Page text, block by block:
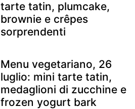
tarte tatin, plumcake,
brownie e crêpes
sorprendenti
Menu vegetariano, 26
luglio: mini tarte tatin,
medaglioni di zucchine e
frozen yogurt bark